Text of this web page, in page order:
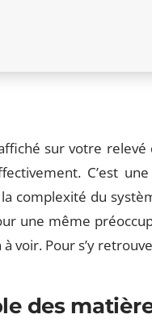
sur votre
C’est
complexité du
une même
à voir. Pour s’y
des